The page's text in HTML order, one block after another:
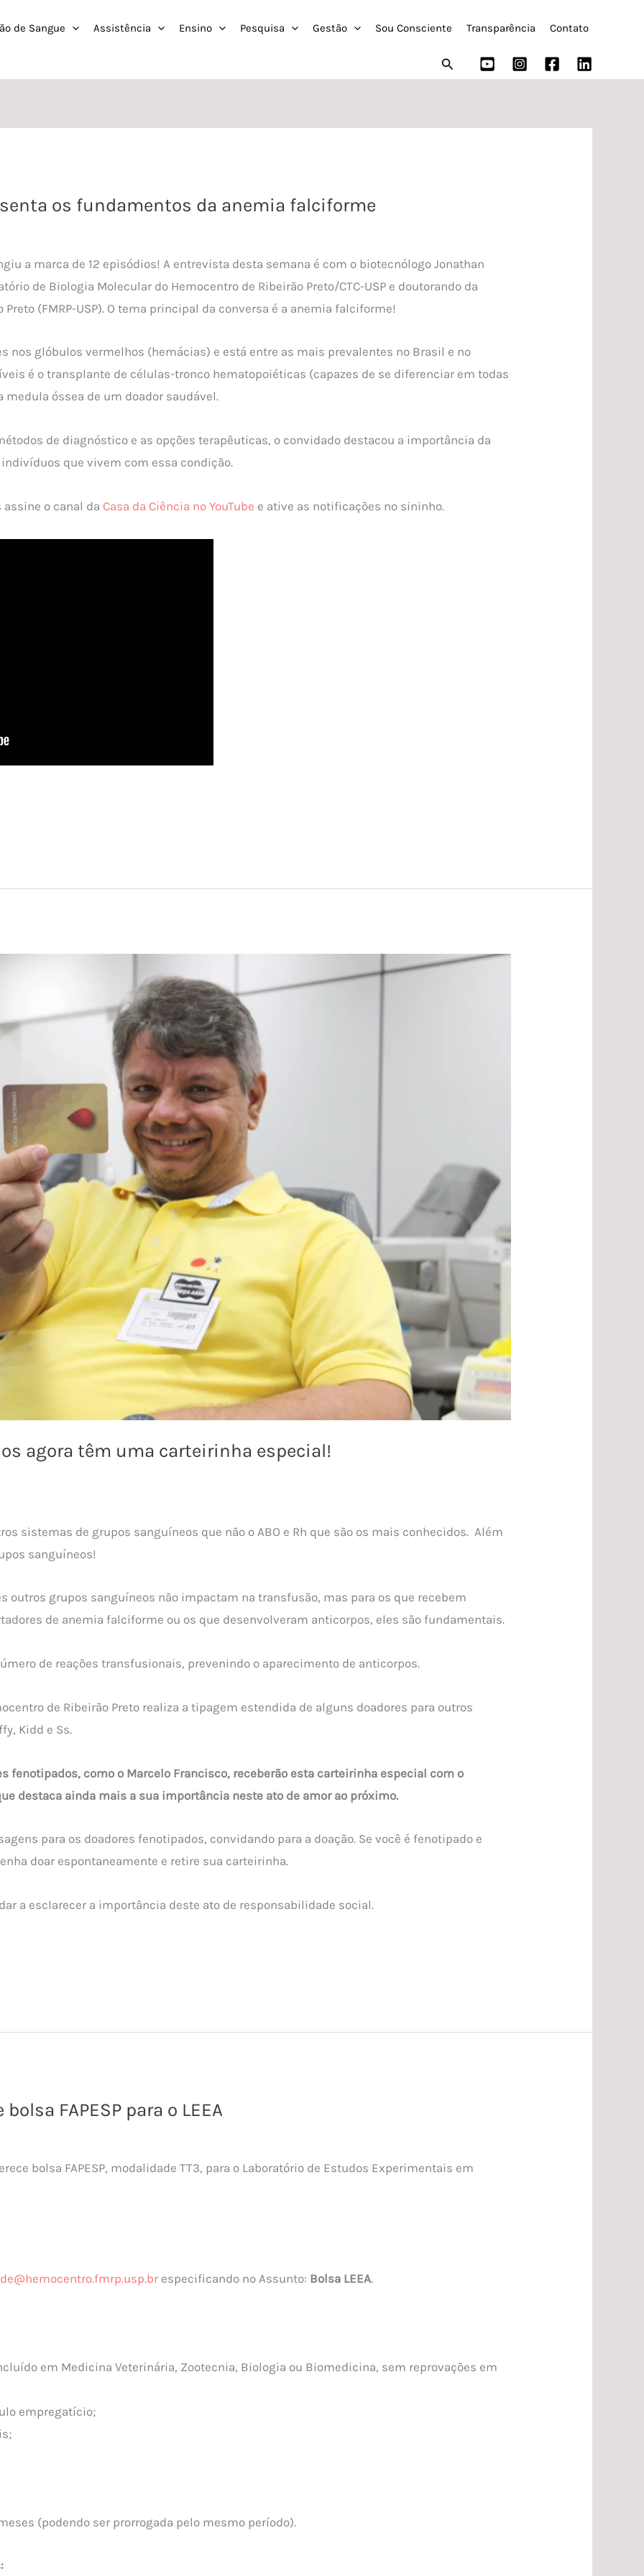
de Sangue Assistência Ensino Pesquisa Gestão Sou Consciente Transparência Contato
Pesquisar
os fundamentos da anemia falciforme
a marca de 12 episódios! A entrevista desta semana é com o biotecnólogo Jonathan
de Biologia Molecular do Hemocentro de Ribeirão Preto/CTC-USP e doutorando da
(FMRP-USP). O tema principal da conversa é a anemia falciforme!
nos glóbulos vermelhos (hemácias) e está entre as mais prevalentes no Brasil e no
é o transplante de células-tronco hematopoiéticas (capazes de se diferenciar em todas
óssea de um doador saudável.
de diagnóstico e as opções terapêuticas, o convidado destacou a importância da
que vivem com essa condição.
assine o canal da Casa da Ciência no YouTube e ative as notificações no sininho.
agora têm uma carteirinha especial!
sistemas de grupos sanguíneos que não o ABO e Rh que são os mais conhecidos. Além
sanguíneos!
outros grupos sanguíneos não impactam na transfusão, mas para os que recebem
de anemia falciforme ou os que desenvolveram anticorpos, eles são fundamentais.
de reações transfusionais, prevenindo o aparecimento de anticorpos.
de Ribeirão Preto realiza a tipagem estendida de alguns doadores para outros
Kidd e Ss.
fenotipados, como o Marcelo Francisco, receberão esta carteirinha especial com o
destaca ainda mais a sua importância neste ato de amor ao próximo.
para os doadores fenotipados, convidando para a doação. Se você é fenotipado e
doar espontaneamente e retire sua carteirinha.
a esclarecer a importância deste ato de responsabilidade social.
FAPESP para o LEEA
bolsa FAPESP, modalidade TT3, para o Laboratório de Estudos Experimentais em
especificando no Assunto: Bolsa LEEA.
em Medicina Veterinária, Zootecnia, Biologia ou Biomedicina, sem reprovações em
empregatício;
(podendo ser prorrogada pelo mesmo período).